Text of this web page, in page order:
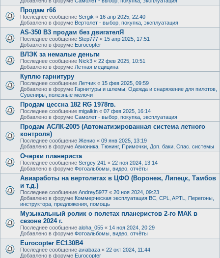
Продам r66
Последнее сообщение Sergik « 16 апр 2025, 22:40
Добавлено в форуме Вертолет - выбор, покупка, эксплуатация
AS-350 B3 продам без двигателЯ
Последнее сообщение Step777 « 15 апр 2025, 17:51
Добавлено в форуме Eurocopter
ВЛЭК за немалые деньги
Последнее сообщение Nick3 « 22 фев 2025, 10:51
Добавлено в форуме Летная медицина
Куплю гарнитуру
Последнее сообщение Летчик « 15 фев 2025, 09:59
Добавлено в форуме Гарнитуры и шлемы, Одежда и снаряжение для пилотов,
Сувениры, полезные мелочи
Продам цессна 182 RG 1978гв.
Последнее сообщение migalkin « 07 фев 2025, 16:14
Добавлено в форуме Самолет - выбор, покупка, эксплуатация
Продам АСЛК-2005 (Автоматизированная система летного
контроля)
Последнее сообщение Женис « 09 янв 2025, 13:19
Добавлено в форуме Авионика, Тюнинг, Примочки, Доп. баки, Спас. системы
Очерки планериста
Последнее сообщение Sergey 241 « 22 ноя 2024, 13:14
Добавлено в форуме Фотоальбомы, видео, отчёты
Авиаработы на вертолетах в ЦФО (Воронеж, Липецк, Тамбов
и т.д.)
Последнее сообщение Andrey5977 « 20 ноя 2024, 09:23
Добавлено в форуме Коммерческая эксплуатация ВС, CPL, APTL, Перегоны,
инструктора, предложения, помощь
Музыкальный ролик о полетах планеристов 2-го МАК в
сезоне 2024 г.
Последнее сообщение aloha_055 « 14 ноя 2024, 20:29
Добавлено в форуме Фотоальбомы, видео, отчёты
Eurocopter EC130B4
Последнее сообщение aviabaza « 22 окт 2024, 11:44
Добавлено в форуме Eurocopter